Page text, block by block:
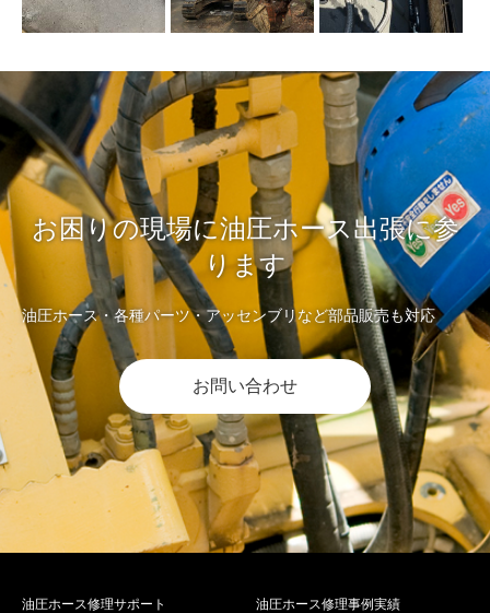
お困りの現場に油圧ホース出張に参
ります
油圧ホース・各種パーツ・アッセンブリなど部品販売も対応
お問い合わせ
油圧ホース修理サポート 油圧ホース修理事例実績